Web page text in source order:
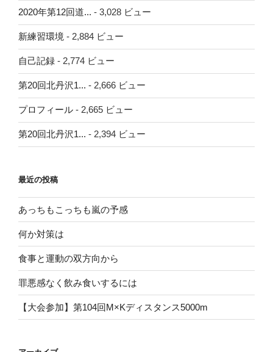
2020年第12回道... - 3,028 ビュー
新練習環境 - 2,884 ビュー
自己記録 - 2,774 ビュー
第20回北丹沢1... - 2,666 ビュー
プロフィール - 2,665 ビュー
第20回北丹沢1... - 2,394 ビュー
最近の投稿
あっちもこっちも嵐の予感
何か対策は
食事と運動の双方向から
罪悪感なく飲み食いするには
【大会参加】第104回M×Kディスタンス5000m